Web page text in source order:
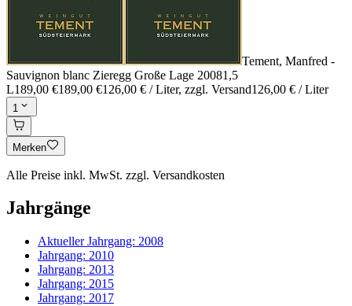
Tement, Manfred -
Sauvignon blanc Zieregg Große Lage 20081,5
L189,00 €189,00 €126,00 € / Liter, zzgl. Versand126,00 € / Liter
1
Merken
Alle Preise inkl. MwSt. zzgl. Versandkosten
Jahrgänge
Aktueller Jahrgang: 2008
Jahrgang: 2010
Jahrgang: 2013
Jahrgang: 2015
Jahrgang: 2017